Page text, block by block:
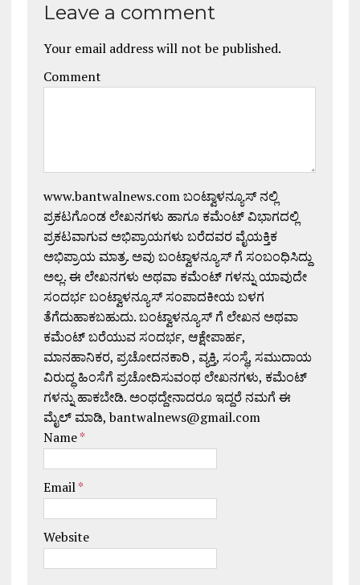
Leave a comment
Your email address will not be published.
Comment
www.bantwalnews.com ಬಂಟ್ವಾಳನ್ಯೂಸ್ ನಲ್ಲಿ
ಪ್ರಕಟಗೊಂಡ ಲೇಖನಗಳು ಹಾಗೂ ಕಮೆಂಟ್ ವಿಭಾಗದಲ್ಲಿ
ಪ್ರಕಟವಾಗುವ ಅಭಿಪ್ರಾಯಗಳು ಬರೆದವರ ವೈಯಕ್ತಿಕ
ಅಭಿಪ್ರಾಯ ಮಾತ್ರ. ಅವು ಬಂಟ್ವಾಳನ್ಯೂಸ್ ಗೆ ಸಂಬಂಧಿಸಿದ್ದು
ಅಲ್ಲ. ಈ ಲೇಖನಗಳು ಅಥವಾ ಕಮೆಂಟ್ ಗಳನ್ನು ಯಾವುದೇ
ಸಂದರ್ಭ ಬಂಟ್ವಾಳನ್ಯೂಸ್ ಸಂಪಾದಕೀಯ ಬಳಗ
ತೆಗೆದುಹಾಕಬಹುದು. ಬಂಟ್ವಾಳನ್ಯೂಸ್ ಗೆ ಲೇಖನ ಅಥವಾ
ಕಮೆಂಟ್ ಬರೆಯುವ ಸಂದರ್ಭ, ಆಕ್ಷೇಪಾರ್ಹ,
ಮಾನಹಾನಿಕರ, ಪ್ರಚೋದನಕಾರಿ , ವ್ಯಕ್ತಿ, ಸಂಸ್ಥೆ, ಸಮುದಾಯ
ವಿರುದ್ಧ ಹಿಂಸೆಗೆ ಪ್ರಚೋದಿಸುವಂಥ ಲೇಖನಗಳು, ಕಮೆಂಟ್
ಗಳನ್ನು ಹಾಕಬೇಡಿ. ಅಂಥದ್ದೇನಾದರೂ ಇದ್ದರೆ ನಮಗೆ ಈ
ಮೈಲ್ ಮಾಡಿ, bantwalnews@gmail.com
Name*
Email*
Website